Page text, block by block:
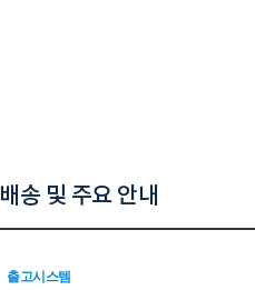
배송 및 주요 안내
출고시스템